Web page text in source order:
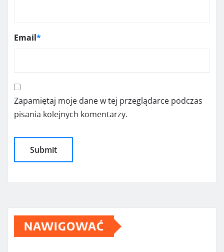
Email*
Zapamiętaj moje dane w tej przeglądarce podczas
pisania kolejnych komentarzy.
NAWIGOWAĆ